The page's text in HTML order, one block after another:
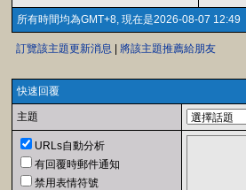
所有時間均為GMT+8, 現在是2026-08-07 12:49
訂覽該主題更新消息 將該主題推薦給朋友
快速回覆
主題
URLs自動分析
有回覆時郵件通知
禁用表情符號